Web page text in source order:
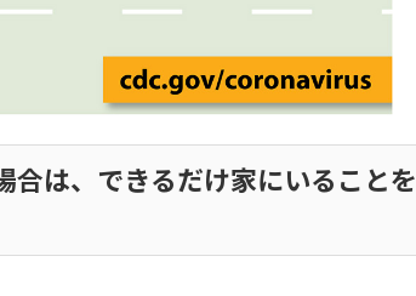
合は、できるだけ家にいることを